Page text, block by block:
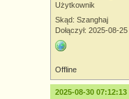
Użytkownik
Skąd: Szanghaj
Dołączył: 2025-08-25
Offline
2025-08-30 07:12:13